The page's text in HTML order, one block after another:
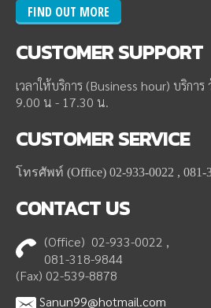
FIND OUT MORE
CUSTOMERSUPPORT
เวลาให้บริการ (Business hour) บริกา
9.00 น - 17.30 น.
CUSTOMERSERVICE
โทรศัพท์ (Office) 02-933-0022 , 081-
CONTACTUS
(Office) 02-933-0022 ,
081-318-9844
(Fax) 02-539-8878
Sanun99@hotmail.com